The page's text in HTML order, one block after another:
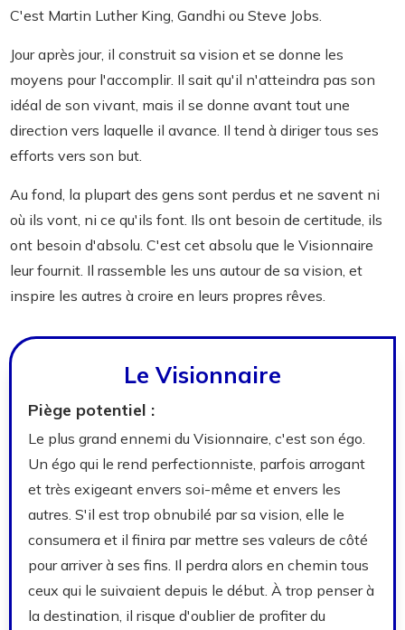
C'est Martin Luther King, Gandhi ou Steve Jobs.
Jour après jour, il construit sa vision et se donne les
moyens pour l'accomplir. Il sait qu'il n'atteindra pas son
idéal de son vivant, mais il se donne avant tout une
direction vers laquelle il avance. Il tend à diriger tous ses
efforts vers son but.
Au fond, la plupart des gens sont perdus et ne savent ni
où ils vont, ni ce qu'ils font. Ils ont besoin de certitude, ils
ont besoin d'absolu. C'est cet absolu que le Visionnaire
leur fournit. Il rassemble les uns autour de sa vision, et
inspire les autres à croire en leurs propres rêves.
Le Visionnaire
Piège potentiel :
Le plus grand ennemi du Visionnaire, c'est son égo.
Un égo qui le rend perfectionniste, parfois arrogant
et très exigeant envers soi-même et envers les
autres. S'il est trop obnubilé par sa vision, elle le
consumera et il finira par mettre ses valeurs de côté
pour arriver à ses fins. Il perdra alors en chemin tous
ceux qui le suivaient depuis le début. À trop penser à
la destination, il risque d'oublier de profiter du